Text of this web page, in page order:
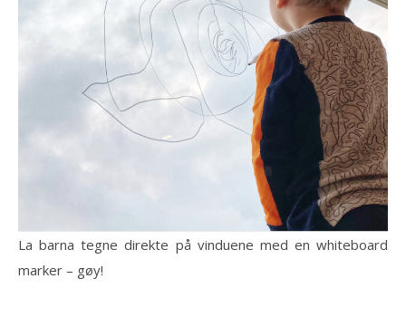
La barna tegne direkte på vinduene med en whiteboard
marker – gøy!